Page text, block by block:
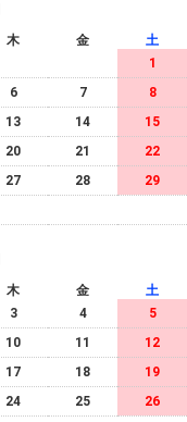
木 金
土
1
6 7
8
13 14
15
20 21
22
27 28
29
木 金
土
3 4
5
10 11
12
17 18
19
24 25 26